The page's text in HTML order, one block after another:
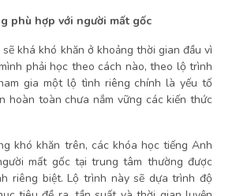
phù hợp với người mất gốc
khá khó khăn ở khoảng thời gian đầu vì
phải học theo cách nào, theo lộ trình
gia một lộ tình riêng chính là yếu tố
hoàn toàn chưa nắm vững các kiến thức
khó khăn trên, các khóa học tiếng Anh
mất gốc tại trung tâm thường được
riêng biệt. Lộ trình này sẽ dựa trình độ